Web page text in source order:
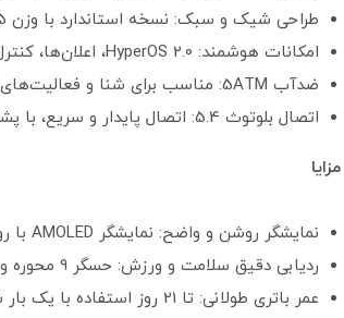
طراحی شیک و سبک: نسخه استاندارد با وزن 15.95 گرم (بدون بند) و نسخه سرامیکی با وزن 23.05 گرم، همراه با بندهای متنوع (TPU، فلورورابر، چرم).
امکانات هوشمند: HyperOS 2.0، اعلان‌ها، کنترل موسیقی و دوربین، مینی‌گیم‌های تعاملی، و بیش از 200 واچ‌فیس در اپلیکیشن Mi Fitness.
ضدآب 5ATM: مناسب برای شنا و فعالیت‌های آبی (به جز دوش آب گرم، سونا یا غواصی).
اتصال بلوتوث 5.4: اتصال پایدار و سریع، با پشتیبانی از همگام‌سازی با Google Fit، Apple Health، Strava و Suunto.
مزایا
نمایشگر روشن و واضح: نمایشگر AMOLED با روشنایی 1500 نیت و حاشیه‌های باریک، خوانایی عالی حتی در نور خورشید ارائه می‌دهد.
ردیابی دقیق سلامت و ورزش: حسگر 9 محوره و الگوریتم‌های بهبودیافته، داده‌های قابل اعتماد برای سلامت و فعالیت‌های ورزشی فراهم می‌کنند.
عمر باتری طولانی: تا 21 روز استفاده با یک بار شارژ، مناسب برای سبک زندگی پرمشغله.